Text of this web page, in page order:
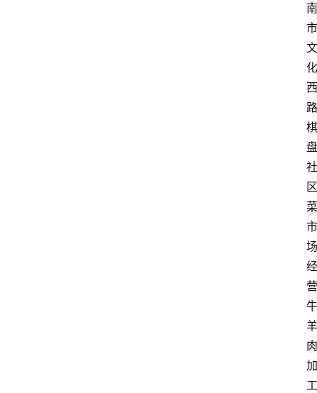
南
市
文
化
西
路
棋
盘
社
区
菜
市
场
经
营
牛
羊
肉
加
工